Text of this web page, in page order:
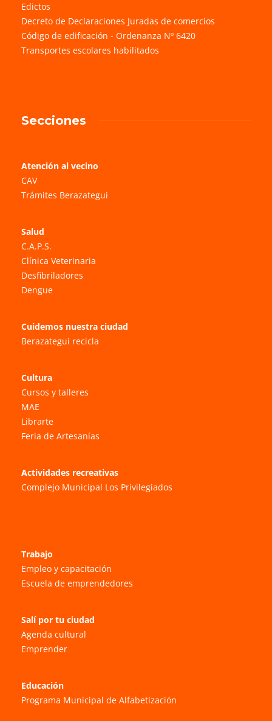
Edictos
Decreto de Declaraciones Juradas de comercios
Código de edificación - Ordenanza Nº 6420
Transportes escolares habilitados
Secciones
Atención al vecino
CAV
Trámites Berazategui
Salud
C.A.P.S.
Clínica Veterinaria
Desfibriladores
Dengue
Cuidemos nuestra ciudad
Berazategui recicla
Cultura
Cursos y talleres
MAE
Librarte
Feria de Artesanías
Actividades recreativas
Complejo Municipal Los Privilegiados
Trabajo
Empleo y capacitación
Escuela de emprendedores
Salí por tu ciudad
Agenda cultural
Emprender
Educación
Programa Municipal de Alfabetización